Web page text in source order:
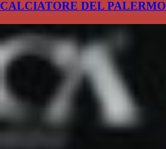
CALCIATORE DEL PALERMO